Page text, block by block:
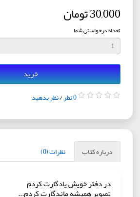
30,000 تومان
تعداد درخواستی شما
خرید
0 نظر /نظر بدهید
درباره کتاب نظرات (0)
در دفتر خویش یادگارت کردم
تصویر همیشه ماندگارت کردم...